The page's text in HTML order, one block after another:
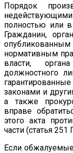
Порядок
полностью или
Гражданин,
нормативным
власти,
должностного
законами и
а также
вправе
этого акта
части (статья
Если